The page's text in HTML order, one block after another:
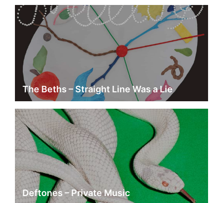
The Beths – Straight Line Was a Lie
Deftones – Private Music